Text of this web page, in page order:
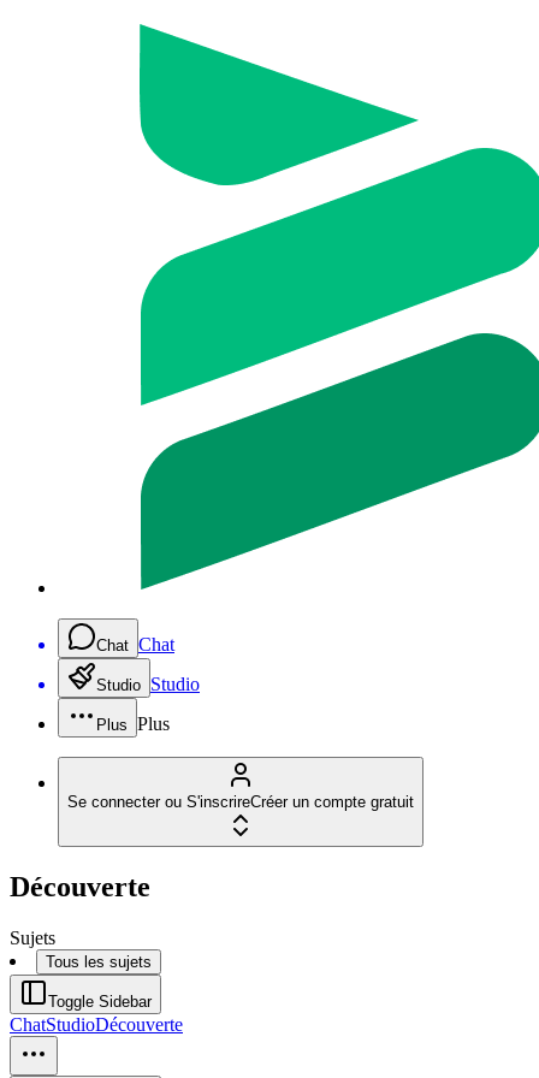
Chat Chat
Studio Studio
Plus Plus
Se connecter ou S'inscrireCréer un compte gratuit
Découverte
Sujets
Tous les sujets
Toggle Sidebar
ChatStudioDécouverte